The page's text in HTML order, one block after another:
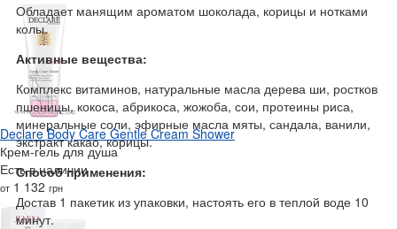
Обладает манящим ароматом шоколада, корицы и нотками
колы.
Активные вещества:
Комплекс витаминов, натуральные масла дерева ши, ростков
пшеницы, кокоса, абрикоса, жожоба, сои, протеины риса,
минеральные соли, эфирные масла мяты, сандала, ванили,
экстракт какао, корицы.
Способ применения:
Достав 1 пакетик из упаковки, настоять его в теплой воде 10
минут.
Declare Body Care Gentle Cream Shower
Крем-гель для душа
Есть в наличии
от 1 132 грн